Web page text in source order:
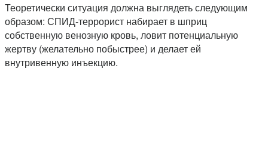
Теоретически ситуация должна выглядеть следующим
образом: СПИД-террорист набирает в шприц
собственную венозную кровь, ловит потенциальную
жертву (желательно побыстрее) и делает ей
внутривенную инъекцию.